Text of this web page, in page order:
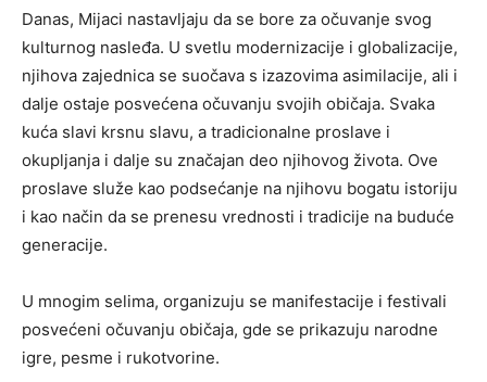
Danas, Mijaci nastavljaju da se bore za očuvanje svog
kulturnog nasleđa. U svetlu modernizacije i globalizacije,
njihova zajednica se suočava s izazovima asimilacije, ali i
dalje ostaje posvećena očuvanju svojih običaja. Svaka
kuća slavi krsnu slavu, a tradicionalne proslave i
okupljanja i dalje su značajan deo njihovog života. Ove
proslave služe kao podsećanje na njihovu bogatu istoriju
i kao način da se prenesu vrednosti i tradicije na buduće
generacije.
U mnogim selima, organizuju se manifestacije i festivali
posvećeni očuvanju običaja, gde se prikazuju narodne
igre, pesme i rukotvorine.